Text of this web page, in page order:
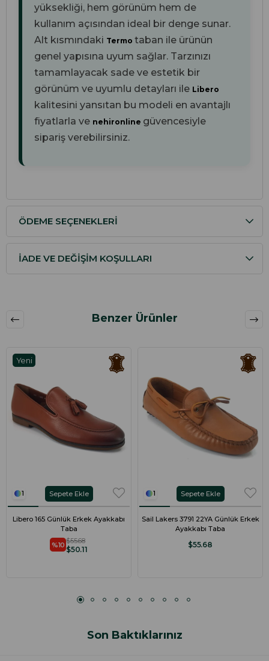
yüksekliği, hem görünüm hem de
kullanım açısından ideal bir denge sunar.
Alt kısmındaki Termo taban ile ürünün
genel yapısına uyum sağlar. Tarzınızı
tamamlayacak sade ve estetik bir
görünüm ve uyumlu detayları ile Libero
kalitesini yansıtan bu modeli en avantajlı
fiyatlarla ve nehironline güvencesiyle
sipariş verebilirsiniz.
ÖDEME SEÇENEKLERI
İADE VE DEĞIŞIM KOŞULLARI
Benzer Ürünler
1
Libero 165 Günlük Erkek Ayakkabı
Taba
%10 $50.11
$55.68
Yeni
Sepete Ekle 1
Sail Lakers 3791 22YA Günlük Erkek
Ayakkabı Taba
$55.68
Sepete Ekle
Son Baktıklarınız